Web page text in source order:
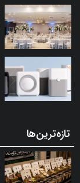
تازه‌ترین‌ها